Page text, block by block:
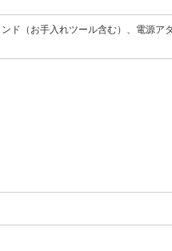
ド（お手入れツール含む）、電源ア